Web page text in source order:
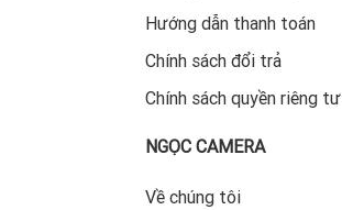
Hướng dẫn thanh toán
Chính sách đổi trả
Chính sách quyền riêng tư
NGỌC CAMERA
Về chúng tôi